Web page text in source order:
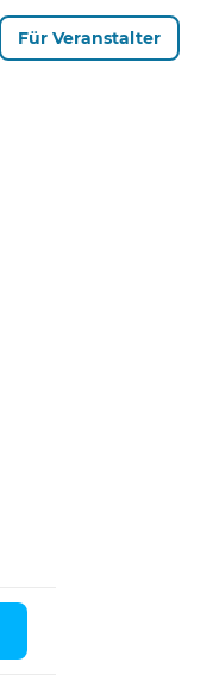
Für Veranstalter